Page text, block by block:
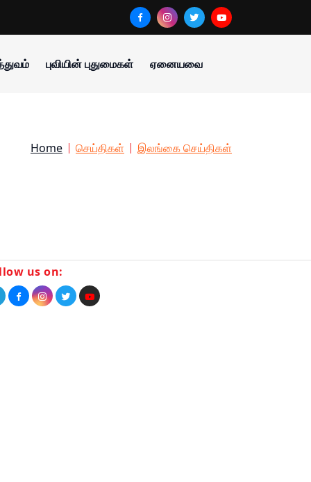
புவியின் புதுமைகள் ஏனையவை
Home செய்திகள் இலங்கை செய்திகள்
us on: